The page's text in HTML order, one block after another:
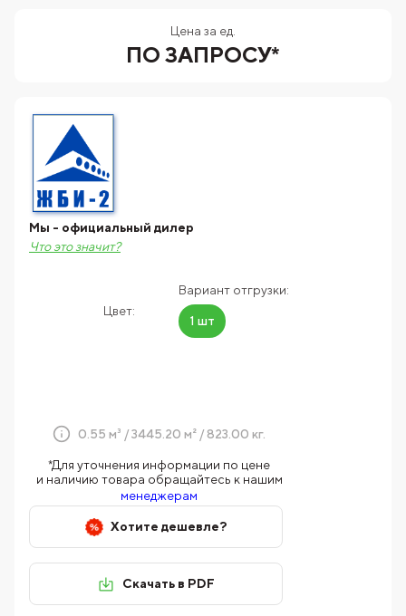
Цена за ед.
ПО ЗАПРОСУ*
Цвет:
Вариант отгрузки:
1 шт
Мы - официальный дилер
Что это значит?
0.55 м³ / 3445.20 м² / 823.00 кг.
*Для уточнения информации по цене
и наличию товара обращайтесь к нашим
менеджерам
Хотите дешевле?
Скачать в PDF